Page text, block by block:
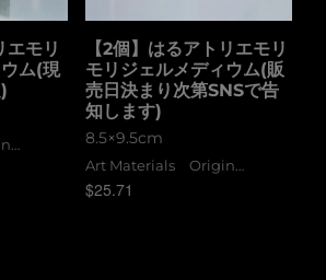
エモリ
ム(現
Art Materials Original Goods
【2個】はるアトリエモリ
モリジェルメディウム(販
売日決まり次第SNSで告
知します)
8.5×9.5cm
Art Materials Original Goods
$25.71